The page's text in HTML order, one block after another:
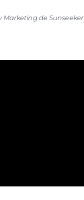
Marketing de Sunseeker